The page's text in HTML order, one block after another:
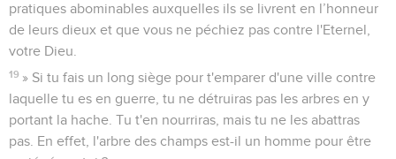
pratiques abominables auxquelles ils se livrent en l’honneur
de leurs dieux et que vous ne péchiez pas contre l'Eternel,
votre Dieu.
19 » Si tu fais un long siège pour t'emparer d'une ville contre
laquelle tu es en guerre, tu ne détruiras pas les arbres en y
portant la hache. Tu t'en nourriras, mais tu ne les abattras
pas. En effet, l'arbre des champs est-il un homme pour être